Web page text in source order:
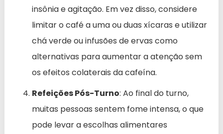
insônia e agitação. Em vez disso, considere
limitar o café a uma ou duas xícaras e utilizar
chá verde ou infusões de ervas como
alternativas para aumentar a atenção sem
os efeitos colaterais da cafeína.
Refeições Pós-Turno: Ao final do turno,
muitas pessoas sentem fome intensa, o que
pode levar a escolhas alimentares